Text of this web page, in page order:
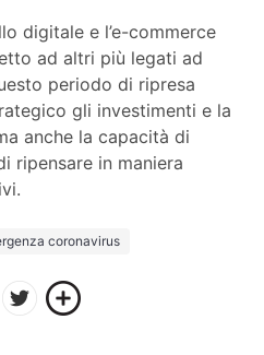
digitale e l’e-commerce
ad altri più legati ad
periodo di ripresa
gli investimenti e la
anche la capacità di
ripensare in maniera
coronavirus